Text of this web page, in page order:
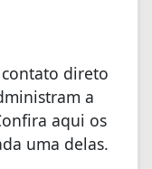
direto
a
aqui os
uma delas.